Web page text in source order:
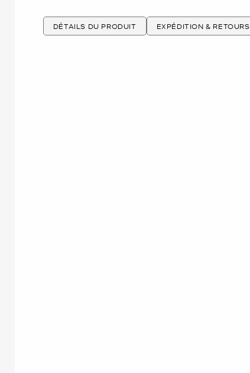
DÉTAILS DU PRODUIT EXPÉDITION & RETOURS